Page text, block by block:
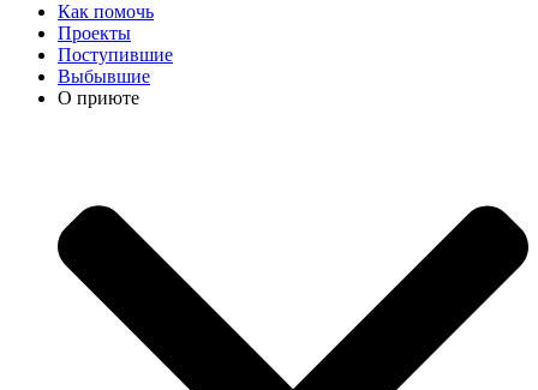
Как помочь
Проекты
Поступившие
Выбывшие
О приюте